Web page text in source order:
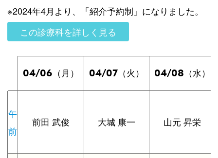
※2024年4月より、「紹介予約制」になりました。
この診療科を詳しく見る
04/06 （月） 04/07 （火） 04/08 （水）
午
前
前田 武俊 大城 康一 山元 昇栄